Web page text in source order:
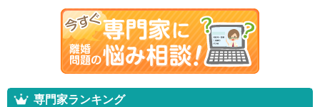
専門家ランキング